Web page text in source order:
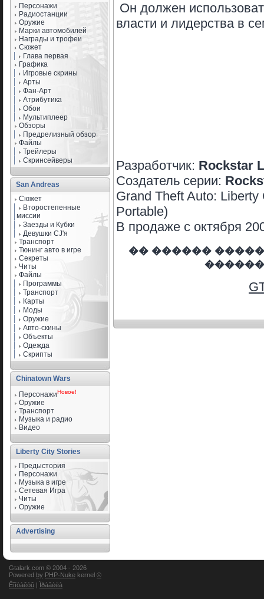
Персонажи
Радиостанции
Оружие
Марки автомобилей
Награды и трофеи
Сюжет
Глава первая
Графика
Игровые скрины
Арты
Фан-Арт
Атрибутика
Обои
Мультиплеер
Обзоры
Предрелизный обзор
Файлы
Трейлеры
Скринсейверы
San Andreas
Сюжет
Второстепенные
миссии
Заезды и Кубки
Девушки CJ'я
Транспорт
Тюнинг авто в игре
Секреты
Читы
Файлы
Программы
Транспорт
Карты
Моды
Оружие
Авто-скины
Объекты
Одежда
Скрипты
Chinatown Wars
ПерсонажиНовое!
Оружие
Транспорт
Музыка и радио
Видео
Liberty City Stories
Предыстория
Персонажи
Музыка в игре
Сетевая Игра
Читы
Оружие
Advertising
Он должен
власти и лидерства в
Разработчик: Rockstar
Создатель серии:
Grand Theft Auto:
Portable)
В продаже с октября
�� ������
Gtalark.com © 2004 - 2026
Powered by PHP-Nuke kernel ©
Êîíòàêòû | Ïðàâèëà